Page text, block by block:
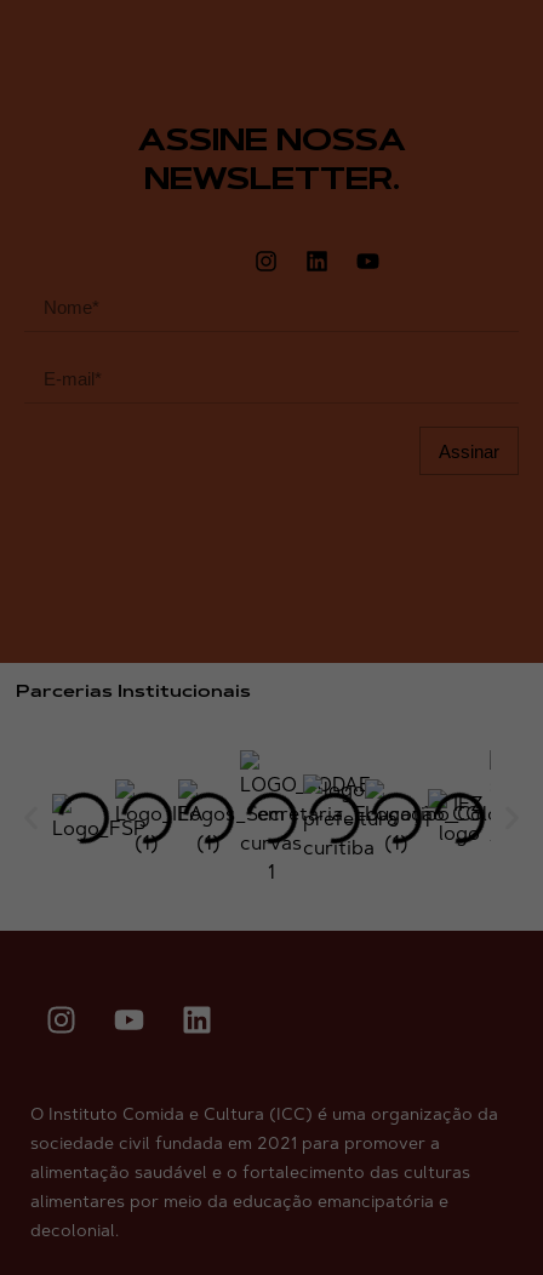
ASSINE NOSSA
NEWSLETTER.
Assinar
Parcerias Institucionais
O Instituto Comida e Cultura (ICC) é uma organização da
sociedade civil fundada em 2021 para promover a
alimentação saudável e o fortalecimento das culturas
alimentares por meio da educação emancipatória e
decolonial.